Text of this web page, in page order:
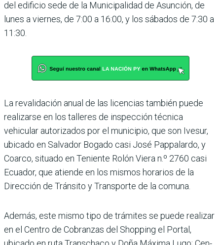
del edificio sede de la Municipa­lidad de Asunción, de
lunes a viernes, de 7:00 a 16:00, y los sábados de 7:30 a
11:30.
La revalidación anual de las licencias también puede
reali­zarse en los talleres de inspec­ción técnica
vehicular auto­rizados por el municipio, que son Ivesur,
ubicado en Salva­dor Bogado casi José Pappa­lardo, y
Coarco, situado en Teniente Rolón Viera n.º 2760 casi
Ecuador, que atiende en los mismos horarios de la
Dirección de Tránsito y Transporte de la comuna.
Además, este mismo tipo de trámites se puede reali­zar
en el Centro de Cobran­zas del Shopping el Portal,